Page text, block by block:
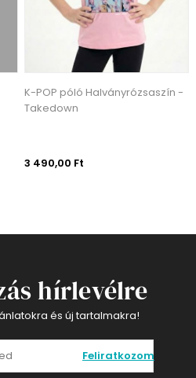
K-POP póló Halványrózsaszín -
Takedown
3 490,00 Ft
hírlevélre
és új tartalmakra!
Feliratkozom